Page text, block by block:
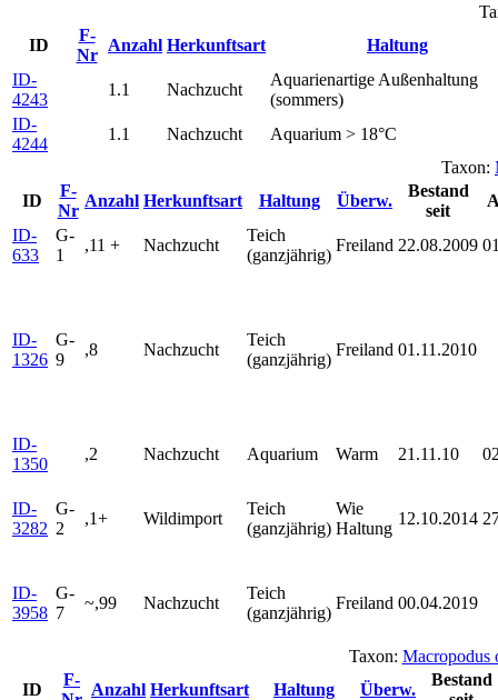
ID
F-
Nr
Anzahl Herkunftsart
Haltung
ID-
4243
1.1 Nachzucht
Aquarienartige Außenhaltung
(sommers)
ID-
4244
1.1 Nachzucht
Aquarium > 18°C
Taxon:
ID
F-
Nr
Anzahl Herkunftsart Haltung Überw.
Bestand
seit
ID-
633
G-
1
,11 + Nachzucht
Teich
(ganzjährig)
Freiland 22.08.2009
ID-
1326
G-
9
,8 Nachzucht
Teich
(ganzjährig)
Freiland 01.11.2010
ID-
1350
,2 Nachzucht Aquarium Warm 21.11.10
ID-
3282
G-
2
,1+ Wildimport
Teich
(ganzjährig)
Wie
Haltung
12.10.2014
ID-
3958
G-
7
~,99 Nachzucht
Teich
(ganzjährig)
Freiland 00.04.2019
Taxon: Macropodus
ID
F-
Anzahl Herkunftsart Haltung Überw.
Bestand